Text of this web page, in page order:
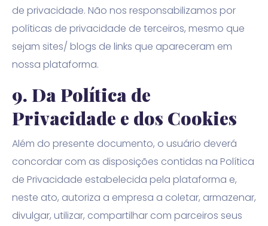
de privacidade. Não nos responsabilizamos por
políticas de privacidade de terceiros, mesmo que
sejam sites/ blogs de links que apareceram em
nossa plataforma.
9. Da Política de
Privacidade e dos Cookies
Além do presente documento, o usuário deverá
concordar com as disposições contidas na Política
de Privacidade estabelecida pela plataforma e,
neste ato, autoriza a empresa a coletar, armazenar,
divulgar, utilizar, compartilhar com parceiros seus